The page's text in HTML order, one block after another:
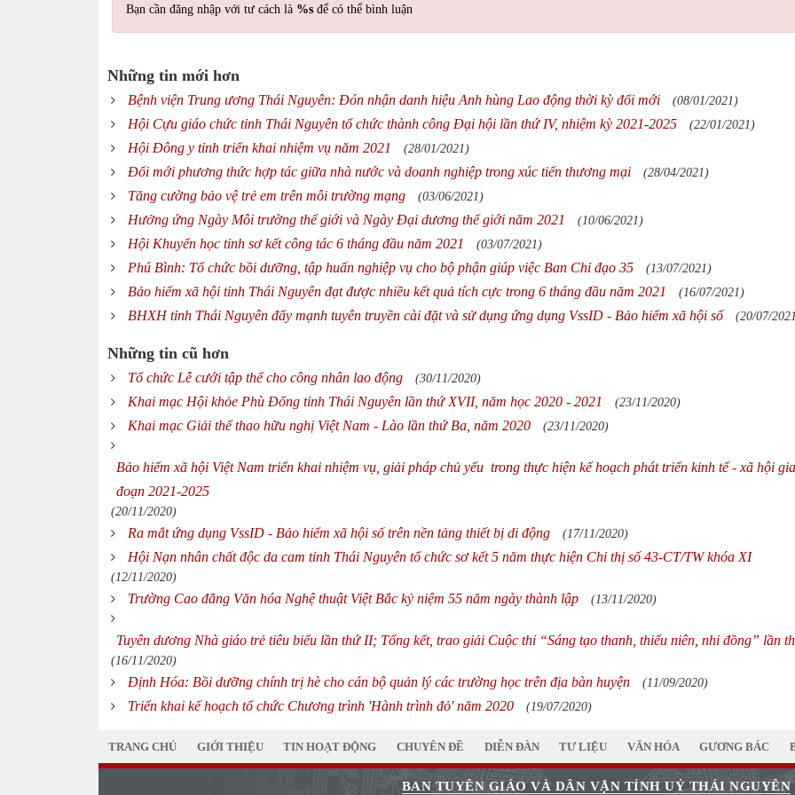
Bạn cần đăng nhập với tư cách là %s để có thể bình luận
Những tin mới hơn
Bệnh viện Trung ương Thái Nguyên: Đón nhận danh hiệu Anh hùng Lao động thời kỳ đổi mới (08/01/2021)
Hội Cựu giáo chức tỉnh Thái Nguyên tổ chức thành công Đại hội lần thứ IV, nhiệm kỳ 2021-2025 (22/01/2021)
Hội Đông y tỉnh triển khai nhiệm vụ năm 2021 (28/01/2021)
Đổi mới phương thức hợp tác giữa nhà nước và doanh nghiệp trong xúc tiến thương mại (28/04/2021)
Tăng cường bảo vệ trẻ em trên môi trường mạng (03/06/2021)
Hưởng ứng Ngày Môi trường thế giới và Ngày Đại dương thế giới năm 2021 (10/06/2021)
Hội Khuyến học tỉnh sơ kết công tác 6 tháng đầu năm 2021 (03/07/2021)
Phú Bình: Tổ chức bồi dưỡng, tập huấn nghiệp vụ cho bộ phận giúp việc Ban Chỉ đạo 35 (13/07/2021)
Bảo hiểm xã hội tỉnh Thái Nguyên đạt được nhiều kết quả tích cực trong 6 tháng đầu năm 2021 (16/07/2021)
BHXH tỉnh Thái Nguyên đẩy mạnh tuyên truyền cài đặt và sử dụng ứng dụng VssID - Bảo hiểm xã hội số (20/07/
Những tin cũ hơn
Tổ chức Lễ cưới tập thể cho công nhân lao động (30/11/2020)
Khai mạc Hội khỏe Phù Đổng tỉnh Thái Nguyên lần thứ XVII, năm học 2020 - 2021 (23/11/2020)
Khai mạc Giải thể thao hữu nghị Việt Nam - Lào lần thứ Ba, năm 2020 (23/11/2020)
Bảo hiểm xã hội Việt Nam triển khai nhiệm vụ, giải pháp chủ yếu trong thực hiện kế hoạch phát triển kinh tế - xã hội
đoạn 2021-2025
(20/11/2020)
Ra mắt ứng dụng VssID - Bảo hiểm xã hội số trên nền tảng thiết bị di động (17/11/2020)
Hội Nạn nhân chất độc da cam tỉnh Thái Nguyên tổ chức sơ kết 5 năm thực hiện Chỉ thị số 43-CT/TW khóa XI
(12/11/2020)
Trường Cao đẳng Văn hóa Nghệ thuật Việt Bắc kỷ niệm 55 năm ngày thành lập (13/11/2020)
Tuyên dương Nhà giáo trẻ tiêu biểu lần thứ II; Tổng kết, trao giải Cuộc thi “Sáng tạo thanh, thiếu niên, nhi đồng” lần
(16/11/2020)
Định Hóa: Bồi dưỡng chính trị hè cho cán bộ quản lý các trường học trên địa bàn huyện (11/09/2020)
Triển khai kế hoạch tổ chức Chương trình 'Hành trình đỏ' năm 2020 (19/07/2020)
TRANG CHỦ GIỚI THIỆU TIN HOẠT ĐỘNG CHUYÊN ĐỀ DIỄN ĐÀN TƯ LIỆU VĂN HÓA GƯƠNG BÁC
BAN TUYÊN GIÁO VÀ DÂN VẬN TỈNH UỶ THÁI NGUYÊN